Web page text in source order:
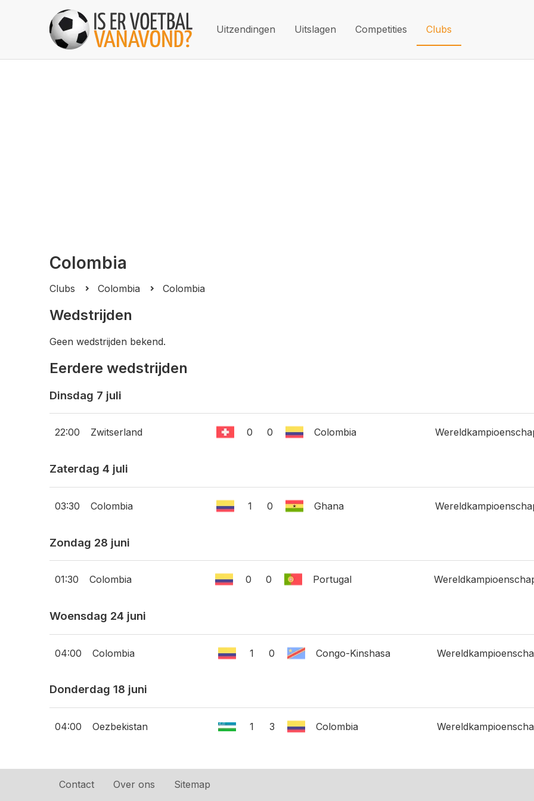
Uitzendingen Uitslagen Competities Clubs
Colombia
Clubs Colombia Colombia
Wedstrijden
Geen wedstrijden bekend.
Eerdere wedstrijden
Dinsdag 7 juli
22:00 Zwitserland 0 0 Colombia
Zaterdag 4 juli
03:30 Colombia 1 0 Ghana
Zondag 28 juni
01:30 Colombia 0 0 Portugal
Woensdag 24 juni
04:00 Colombia 1 0 Congo-Kinshasa
Donderdag 18 juni
04:00 Oezbekistan 1 3 Colombia
Contact Over ons Sitemap